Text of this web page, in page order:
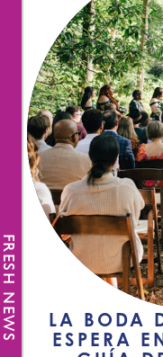
LA BODA
ESPERA
FRESH NEWS